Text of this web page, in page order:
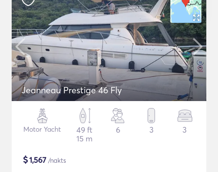
Jeanneau Prestige 46 Fly
Motor Yacht
49 ft
15 m
6 3 3
$1,567 /nakts